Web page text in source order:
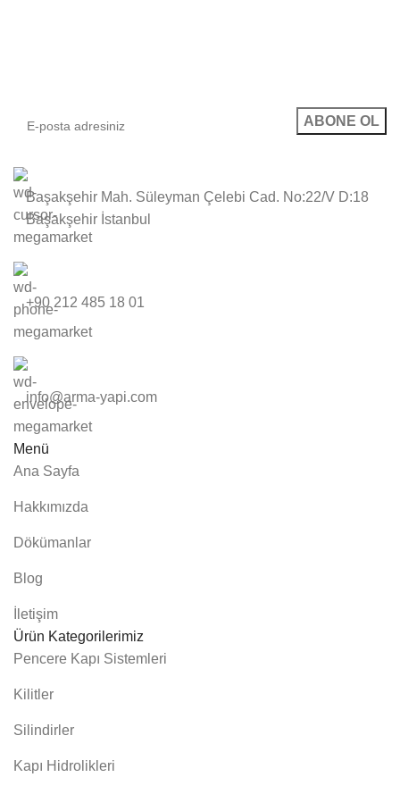
Başakşehir Mah. Süleyman Çelebi Cad. No:22/V D:18
Başakşehir İstanbul
+90 212 485 18 01
info@arma-yapi.com
Menü
Ana Sayfa
Hakkımızda
Dökümanlar
Blog
İletişim
Ürün Kategorilerimiz
Pencere Kapı Sistemleri
Kilitler
Silindirler
Kapı Hidrolikleri